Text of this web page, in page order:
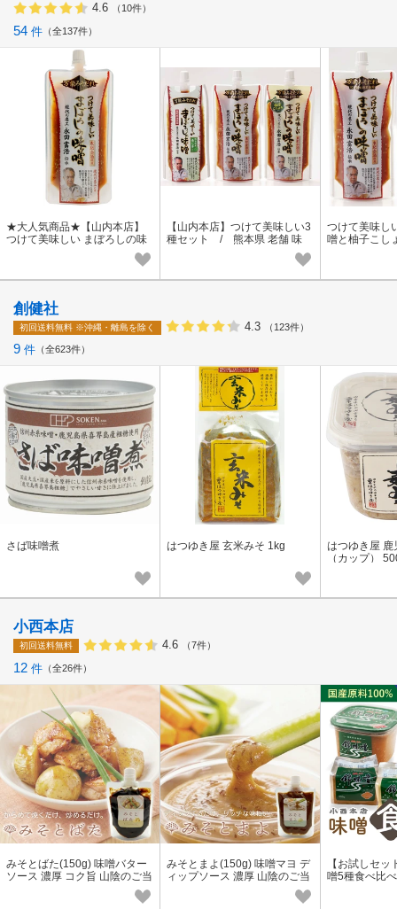
4.6 （10件）
54 件 全137件
★大人気商品★【山内本店】
つけて美味しい まぼろしの味
噌 /熊本県 老舗 醸造元 味噌
【山内本店】つけて美味しい3
種セット / 熊本県 老舗 味
つけて美味し
噌と柚子こし
創健社
初回送料無料 ※沖縄・離島を除く 4.3 （123件）
9 件 全623件
さば味噌煮 はつゆき屋 玄米みそ 1kg
はつゆき屋 鹿
（カップ）
小西本店
初回送料無料 4.6 （7件）
12 件 全26件
みそとばた(150g) 味噌バター
ソース 濃厚 コク旨 山陰のご当
地みそ×バター 便利なパウチ入
みそとまよ(150g) 味噌マヨ デ
ィップソース 濃厚 山陰のご当
地みそ×マヨネーズ 便利なパウ
【お試しセ
噌5種食べ比